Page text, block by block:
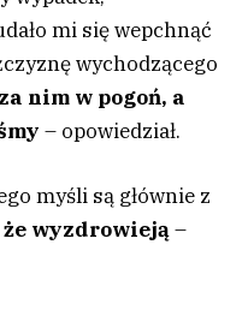
mi się wepchnąć
wychodzącego
nim w pogoń, a
– opowiedział.
myśli są głównie z
wyzdrowieją–